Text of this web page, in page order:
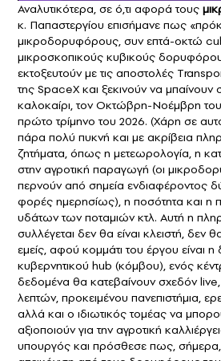
Αναλυτικότερα, σε ό,τι αφορά τους
κ. Παπαστεργίου επισήμανε πως
μικροδορυφόρους, συν επτά-οκτώ
μικροσκοπικούς κυβικούς
εκτοξευτούν με τις αποστολές
της SpaceX και ξεκινούν να μπαίνουν
καλοκαίρι, τον Οκτώβρη-Νοέμβρη του
πρώτο τρίμηνο του 2026. (Χάρη σε
πάρα πολύ πυκνή και με ακρίβεια
ζητήματα, όπως η μετεωρολογία, η
στην αγροτική παραγωγή (οι
περνούν από σημεία ενδιαφέροντος
φορές ημερησίως), η ποσότητα και η
υδάτων των ποταμιών κτλ. Αυτή η
συλλέγεται δεν θα είναι κλειστή, δεν
εμείς, αφού κομμάτι του έργου είναι η
κυβερνητικού hub (κόμβου), ενός
δεδομένα θα κατεβαίνουν σχεδόν
λεπτών, προκειμένου πανεπιστήμια,
αλλά και ο ιδιωτικός τομέας να
αξιοποιούν για την αγροτική
υπουργός και πρόσθεσε πως, σήμερα,